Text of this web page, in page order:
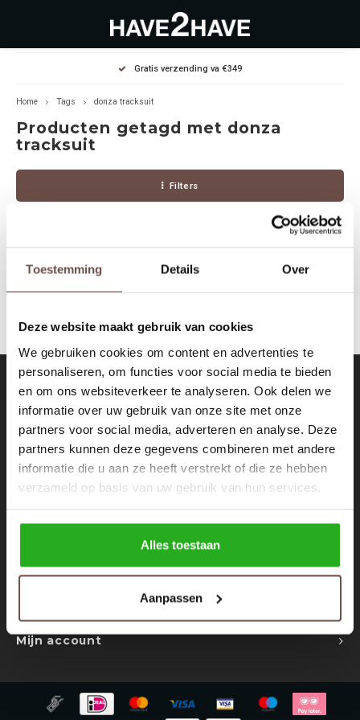
Toestemming Details Over
Deze website maakt gebruik van cookies
We gebruiken cookies om content en advertenties te
personaliseren, om functies voor social media te bieden
en om ons websiteverkeer te analyseren. Ook delen we
informatie over uw gebruik van onze site met onze
partners voor social media, adverteren en analyse. Deze
partners kunnen deze gegevens combineren met andere
informatie die u aan ze heeft verstrekt of die ze hebben
verzameld op basis van uw gebruik van hun services.
Alles toestaan
Aanpassen
Hoofdmenu / dames
Jassen Diverse
Winterjassen
T-shirts
Accessoires
Rokken
Tassen
Tops
Jumpsuites
Hoodies
Body's
Tracksuits
Sweaters
Hoofdmenu / heren
Hoodies
Sweaters
Joggers
Pullovers
Schoenen
Accessoires
Underwear
Jassen
Tracksuits
Bodywarmers
Trackpants
Overhemden
Hoofdmenu / outlet deals
Diverse
Heren
Gratis verzending va €349
Home Tags donza tracksuit
Producten getagd met donza
tracksuit
Filters
Geen producten gevonden!...
Contact
Nieuwsbrief
Ontvang de laatste updates, nieuws en aanbiedingen via email
Volg ons
Mijn account